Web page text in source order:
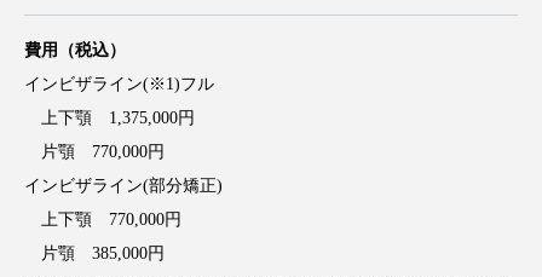
費用（税込）
インビザライン(※1)フル
上下顎 1,375,000円
片顎 770,000円
インビザライン(部分矯正)
上下顎 770,000円
片顎 385,000円